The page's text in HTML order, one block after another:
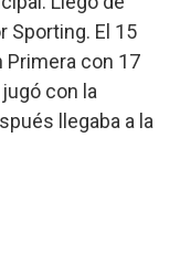
Sporting. El 15
Primera con 17
con la
llegaba a la